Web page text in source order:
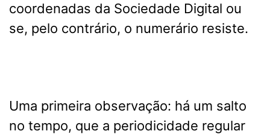
coordenadas da Sociedade Digital ou
se, pelo contrário, o numerário resiste.
Uma primeira observação: há um salto
no tempo, que a periodicidade regular